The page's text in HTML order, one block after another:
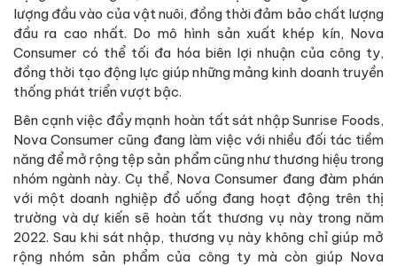
lượng đầu vào của vật nuôi, đồng thời đảm bảo chất lượng
đầu ra cao nhất. Do mô hình sản xuất khép kín, Nova
Consumer có thể tối đa hóa biên lợi nhuận của công ty,
đồng thời tạo động lực giúp những mảng kinh doanh truyền
thống phát triển vượt bậc.
Bên cạnh việc đẩy mạnh hoàn tất sát nhập Sunrise Foods,
Nova Consumer cũng đang làm việc với nhiều đối tác tiềm
năng để mở rộng tệp sản phẩm cũng như thương hiệu trong
nhóm ngành này. Cụ thể, Nova Consumer đang đàm phán
với một doanh nghiệp đồ uống đang hoạt động trên thị
trường và dự kiến sẽ hoàn tất thương vụ này trong năm
2022. Sau khi sát nhập, thương vụ này không chỉ giúp mở
rộng nhóm sản phẩm của công ty mà còn giúp Nova